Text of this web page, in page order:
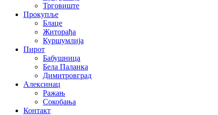
Трговиште
Прокупље
Блаце
Житорађа
Куршумлија
Пирот
Бабушница
Бела Паланка
Димитровград
Алексинац
Ражањ
Сокобања
Контакт